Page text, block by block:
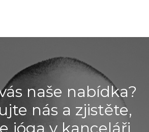
naše nabídka?
nás a zjistěte,
jóga v kanceláři